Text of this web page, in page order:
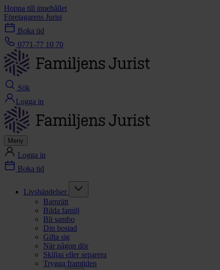
Hoppa till innehållet
Företagarens Jurist
Boka tid
0771-77 10 70
Sök
Logga in
Meny
Logga in
Boka tid
Livshändelser
Barnrätt
Bilda familj
Bli sambo
Din bostad
Gifta sig
När någon dör
Skiljas eller separera
Trygga framtiden